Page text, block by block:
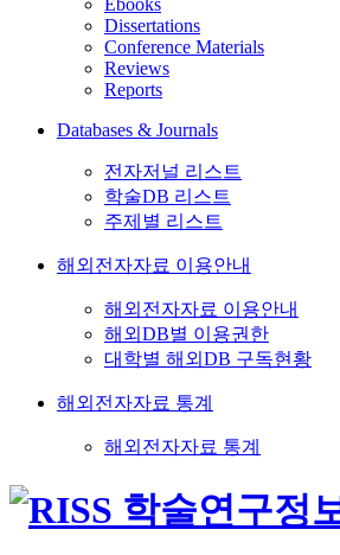
Ebooks
Dissertations
Conference Materials
Reviews
Reports
Databases & Journals
전자저널 리스트
학술DB 리스트
주제별 리스트
해외전자자료 이용안내
해외전자자료 이용안내
해외DB별 이용권한
대학별 해외DB 구독현황
해외전자자료 통계
해외전자자료 통계